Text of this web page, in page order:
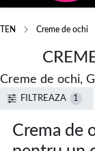
TEN Creme de ochi
Creme de ochi,
FILTREAZA 1
Crema de